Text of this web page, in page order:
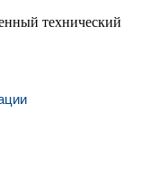
технический